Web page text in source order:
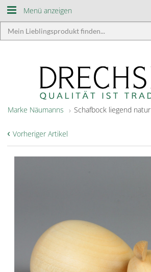
Menü anzeigen
Marke Näumanns Schafbock liegend natur
‹ Vorheriger Artikel